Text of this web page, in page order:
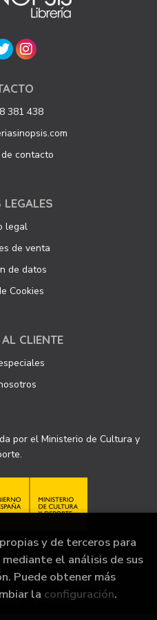
381 438
contacto
LEGALES
legal
de venta
de datos
Cookies
CLIENTE
por el Ministerio de Cultura y
. Todos los Derechos
Trevenque
y de terceros para
el análisis de sus
Puede obtener más
la configuración.